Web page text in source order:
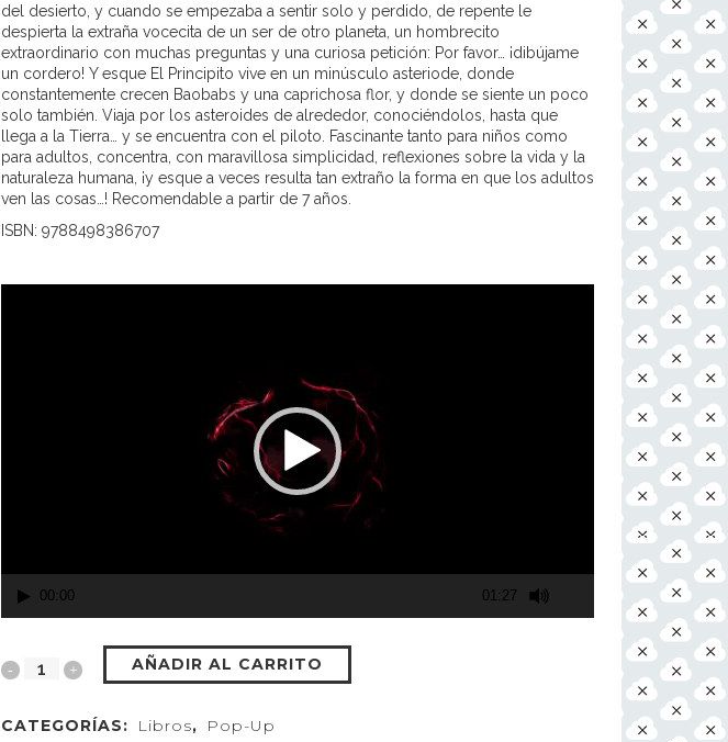
del desierto, y cuando se empezaba a sentir solo y perdido, de repente le
despierta la extraña vocecita de un ser de otro planeta, un hombrecito
extraordinario con muchas preguntas y una curiosa petición: Por favor… ¡dibújame
un cordero! Y esque El Principito vive en un minúsculo asteriode, donde
constantemente crecen Baobabs y una caprichosa flor, y donde se siente un poco
solo también. Viaja por los asteroides de alrededor, conociéndolos, hasta que
llega a la Tierra… y se encuentra con el piloto. Fascinante tanto para niños como
para adultos, concentra, con maravillosa simplicidad, reflexiones sobre la vida y la
naturaleza humana, ¡y esque a veces resulta tan extraño la forma en que los adultos
ven las cosas…! Recomendable a partir de 7 años.
ISBN: 9788498386707
00:00 01:27
AÑADIR AL CARRITO
CATEGORÍAS: Libros,
Pop-Up